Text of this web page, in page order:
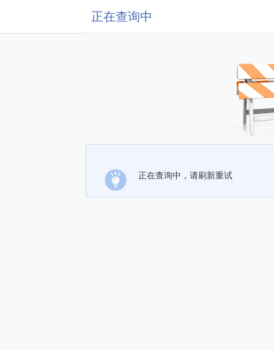
正在查询中
正在查询中，请刷新重试